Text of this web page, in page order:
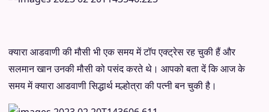
क्यारा आडवाणी की मौसी भी एक समय में टॉप एक्ट्रेस रह चुकी हैं और
सलमान खान उनकी मौसी को पसंद करते थे। आपको बता दें कि आज के
समय में क्यारा आडवाणी सिद्धार्थ मल्होत्रा की पत्नी बन चुकी है।